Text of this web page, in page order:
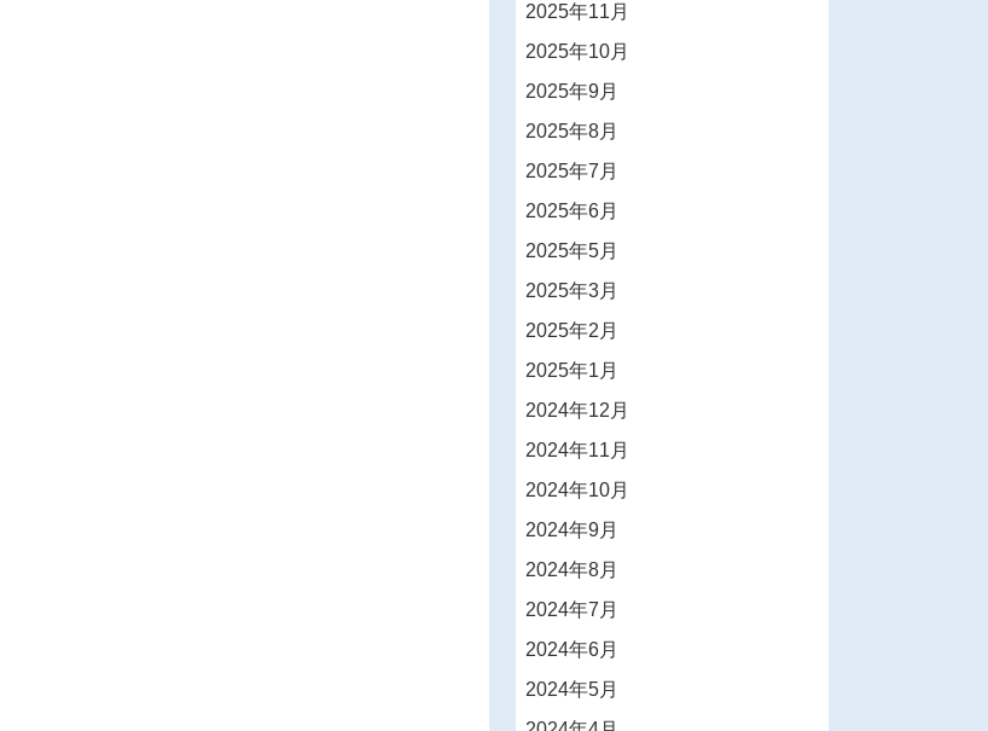
2025年11月
2025年10月
2025年9月
2025年8月
2025年7月
2025年6月
2025年5月
2025年3月
2025年2月
2025年1月
2024年12月
2024年11月
2024年10月
2024年9月
2024年8月
2024年7月
2024年6月
2024年5月